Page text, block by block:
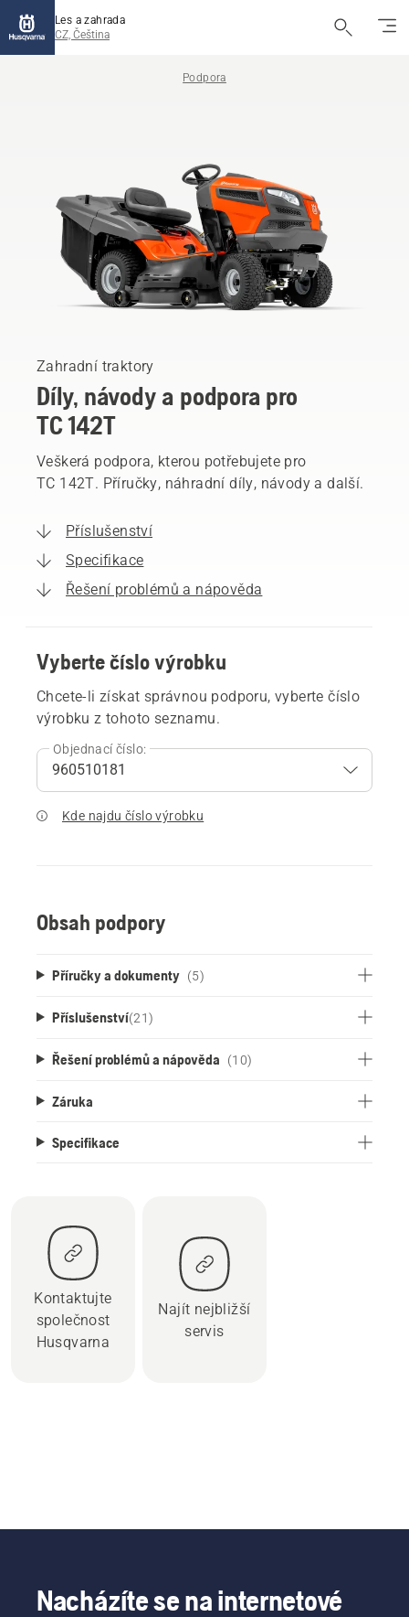
Les a zahrada
CZ, Čeština
Podpora
Zahradní traktory
Díly, návody a podpora pro
TC 142T
Veškerá podpora, kterou potřebujete pro
TC 142T. Příručky, náhradní díly, návody a další.
Příslušenství
Specifikace
Řešení problémů a nápověda
Vyberte číslo výrobku
Chcete-li získat správnou podporu, vyberte číslo
výrobku z tohoto seznamu.
Objednací číslo:
Kde najdu číslo výrobku
Obsah podpory
Příručky a dokumenty (5)
Příslušenství(21)
Řešení problémů a nápověda (10)
Záruka
Specifikace
Kontaktujte
společnost
Husqvarna
Najít nejbližší
servis
Nacházíte se na internetové